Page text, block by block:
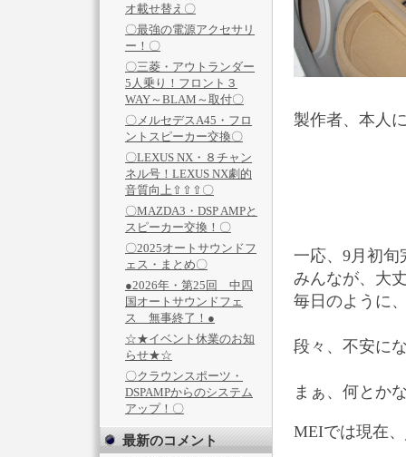
オ載せ替え〇
〇最強の電源アクセサリ
ー！〇
〇三菱・アウトランダー
5人乗り！フロント３
WAY～BLAM～取付〇
〇メルセデスA45・フロ
ントスピーカー交換〇
〇LEXUS NX・８チャン
ネル号！LEXUS NX劇的
音質向上⇧⇧⇧〇
〇MAZDA3・DSP AMPと
スピーカー交換！〇
〇2025オートサウンドフ
ェス・まとめ〇
●2026年・第25回 中四
国オートサウンドフェ
ス 無事終了！●
☆★イベント休業のお知
らせ★☆
〇クラウンスポーツ・
DSPAMPからのシステム
アップ！〇
最新のコメント
製作者、本人
一応、9月初旬
みんなが、大
毎日のように
段々、不安に
まぁ、何とか
MEIでは現在、